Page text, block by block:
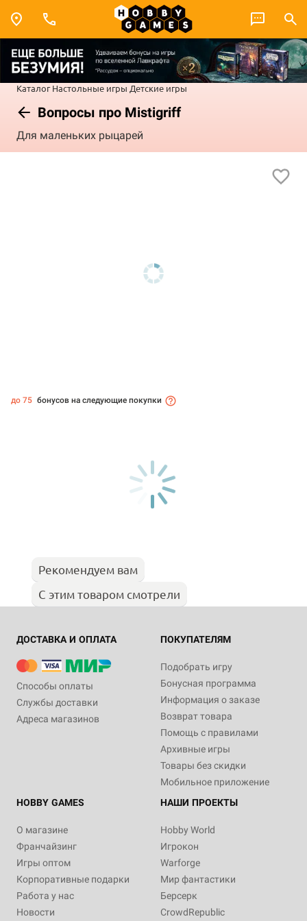
Каталог Настольные игры Детские игры
Вопросы про Mistigriff
Для маленьких рыцарей
до 75 бонусов на следующие покупки
Рекомендуем вам
С этим товаром смотрели
ДОСТАВКА И ОПЛАТА
Способы оплаты
Службы доставки
Адреса магазинов
ПОКУПАТЕЛЯМ
Подобрать игру
Бонусная программа
Информация о заказе
Возврат товара
Помощь с правилами
Архивные игры
Товары без скидки
Мобильное приложение
HOBBY GAMES
О магазине
Франчайзинг
Игры оптом
Корпоративные подарки
Работа у нас
Новости
НАШИ ПРОЕКТЫ
Hobby World
Игрокон
Warforge
Мир фантастики
Берсерк
CrowdRepublic